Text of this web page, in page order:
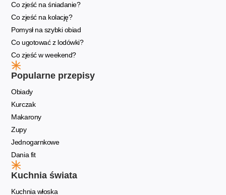
Co zjeść na śniadanie?
Co zjeść na kolację?
Pomysł na szybki obiad
Co ugotować z lodówki?
Co zjeść w weekend?
Popularne przepisy
Obiady
Kurczak
Makarony
Zupy
Jednogarnkowe
Dania fit
Kuchnia świata
Kuchnia włoska